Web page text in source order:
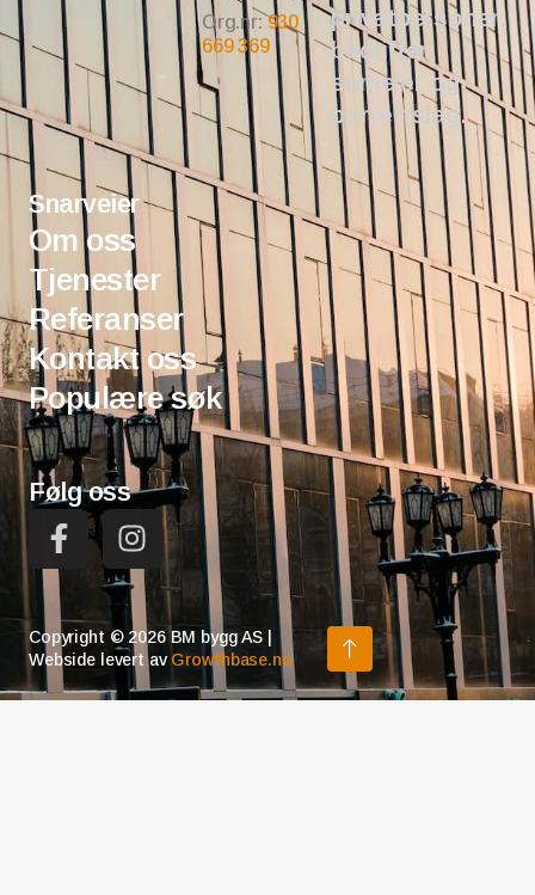
Org.nr:930
669 369
privatpersoner,
bedrifter,
sameier og
borrettslag.
Snarveier
Om oss
Tjenester
Referanser
Kontakt oss
Populære søk
Følg oss
Copyright © 2026 BM bygg AS |
Webside levert av Growthbase.no